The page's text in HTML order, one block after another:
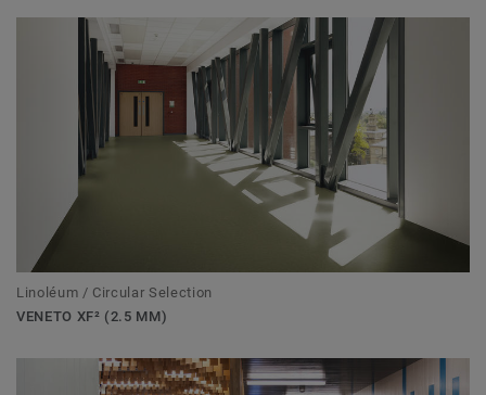
Linoléum / Circular Selection
VENETO XF² (2.5 MM)